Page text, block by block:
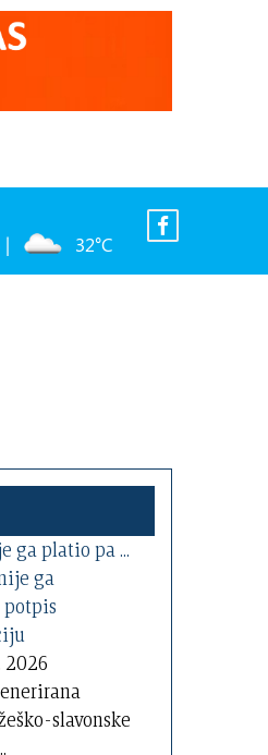
| 32°C
ga platio pa ...
2026
slavonske